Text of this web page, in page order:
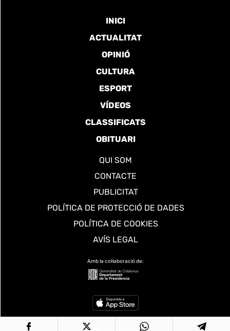
INICI
ACTUALITAT
OPINIÓ
CULTURA
ESPORT
VÍDEOS
CLASSIFICATS
OBITUARI
QUI SOM
CONTACTE
PUBLICITAT
POLÍTICA DE PROTECCIÓ DE DADES
POLÍTICA DE COOKIES
AVÍS LEGAL
Amb la col·laboració de: